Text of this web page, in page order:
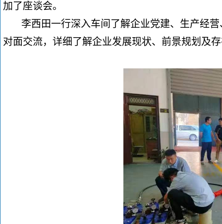
加了座谈会。
李西田一行深入车间了解企业党建、生产经
对面交流，详细了解企业发展现状、前景规划及